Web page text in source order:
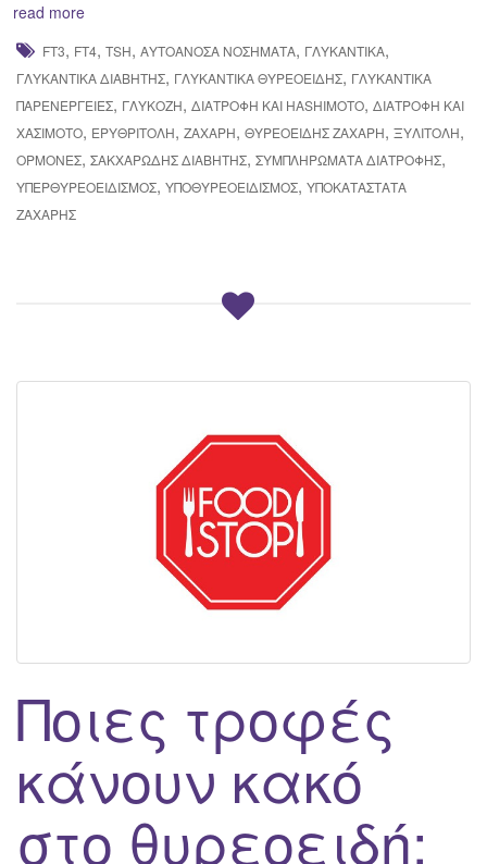
read more
FT3, FT4, TSH, ΑΥΤΟΆΝΟΣΑ ΝΟΣΉΜΑΤΑ, ΓΛΥΚΑΝΤΙΚΆ,
ΓΛΥΚΑΝΤΙΚΆ ΔΙΑΒΉΤΗΣ, ΓΛΥΚΑΝΤΙΚΆ ΘΥΡΕΟΕΙΔΉΣ, ΓΛΥΚΑΝΤΙΚΆ
ΠΑΡΕΝΈΡΓΕΙΕΣ, ΓΛΥΚΌΖΗ, ΔΙΑΤΡΟΦΉ ΚΑΙ HASHIMOTO, ΔΙΑΤΡΟΦΉ ΚΑΙ
ΧΑΣΙΜΌΤΟ, ΕΡΥΘΡΙΤΌΛΗ, ΖΆΧΑΡΗ, ΘΥΡΕΟΕΙΔΉΣ ΖΆΧΑΡΗ, ΞΥΛΙΤΌΛΗ,
ΟΡΜΌΝΕΣ, ΣΑΚΧΑΡΏΔΗΣ ΔΙΑΒΉΤΗΣ, ΣΥΜΠΛΗΡΏΜΑΤΑ ΔΙΑΤΡΟΦΉΣ,
ΥΠΕΡΘΥΡΕΟΕΙΔΙΣΜΌΣ, ΥΠΟΘΥΡΕΟΕΙΔΙΣΜΌΣ, ΥΠΟΚΑΤΆΣΤΑΤΑ
ΖΆΧΑΡΗΣ
Ποιες τροφές
κάνουν κακό
στο θυρεοειδή;